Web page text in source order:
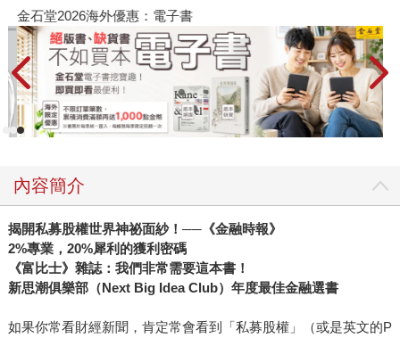
金石堂2026海外優惠：電子書
內容簡介
揭開私募股權世界神祕面紗！──《金融時報》
2%專業，20%犀利的獲利密碼
《富比士》雜誌：我們非常需要這本書！
新思潮俱樂部（Next Big Idea Club）年度最佳金融選書
如果你常看財經新聞，肯定常會看到「私募股權」（或是英文的P